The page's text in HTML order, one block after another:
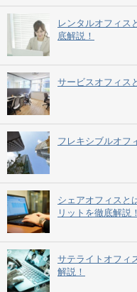
レンタルオフィス
底解説！
サービスオフィス
フレキシブルオフ
シェアオフィスと
リットを徹底解説！
サテライトオフィ
解説！